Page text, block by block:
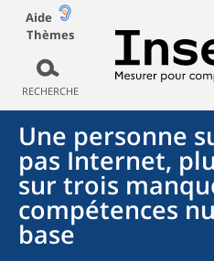
Aide
Thèmes
RECHERCHE
Une personne
pas Internet,
sur trois
compétences
base